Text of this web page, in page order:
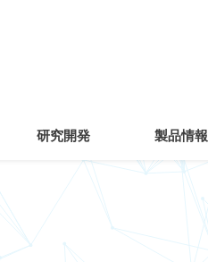
研究開発 製品情報